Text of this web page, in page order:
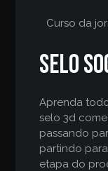
Curso da
Selo
Aprenda
selo 3d
passando
partindo
etapa do